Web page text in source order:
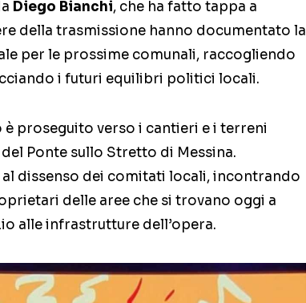
Diego Bianchi, che ha fatto tappa a
della trasmissione hanno documentato la
per le prossime comunali, raccogliendo
i futuri equilibri politici locali.
proseguito verso i cantieri e i terreni
Ponte sullo Stretto di Messina.
al dissenso dei comitati locali, incontrando
delle aree che si trovano oggi a
alle infrastrutture dell’opera.